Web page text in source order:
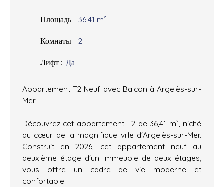
Площадь : 36.41 m²
Комнаты : 2
Лифт : Да
Appartement T2 Neuf avec Balcon à Argelès-sur-
Mer
Découvrez cet appartement T2 de 36,41 m², niché
au cœur de la magnifique ville d'Argelès-sur-Mer.
Construit en 2026, cet appartement neuf au
deuxième étage d'un immeuble de deux étages,
vous offre un cadre de vie moderne et
confortable.